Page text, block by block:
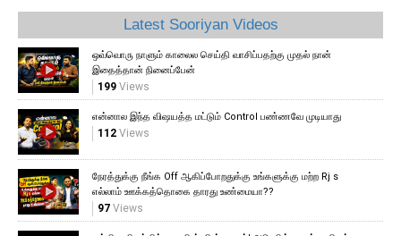
Latest Sooriyan Videos
ஒவ்வொரு நாளும் காலைல செய்தி வாசிப்பதற்கு முதல் நான்
இதைத்தான் நினைப்பேன்
199Views
என்னால இந்த விஷயத்த மட்டும் Control பண்ணவே முடியாது
112Views
நேரத்துக்கு நீங்க Off ஆகிப்போறதுக்கு உங்களுக்கு மற்ற Rj s
எல்லாம் ஊக்கத்தொகை தாரது உண்மையா??
97Views